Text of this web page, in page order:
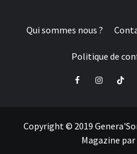
Qui sommes nous ?
Politique de
FacebookInstagramTiktok
Copyright © 2019
Magazine par